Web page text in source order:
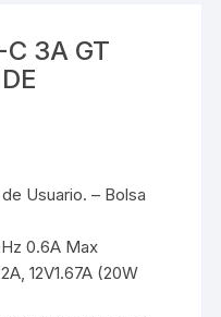
C 3A GT
Usuario. – Bolsa
0.6A Max
12V1.67A (20W